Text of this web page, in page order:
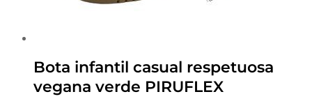
Bota infantil casual respetuosa
vegana verde PIRUFLEX